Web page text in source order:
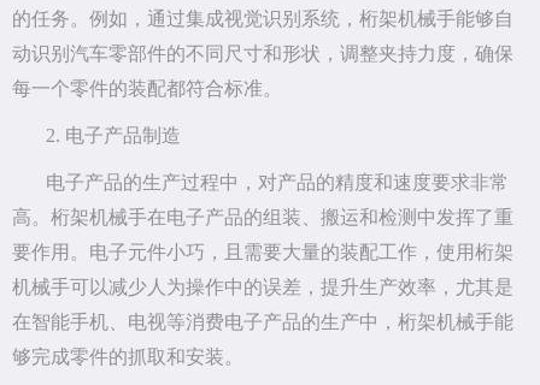
的任务。例如，通过集成视觉识别系统，桁架机械手能够自
动识别汽车零部件的不同尺寸和形状，调整夹持力度，确保
每一个零件的装配都符合标准。
2. 电子产品制造
电子产品的生产过程中，对产品的精度和速度要求非常
高。桁架机械手在电子产品的组装、搬运和检测中发挥了重
要作用。电子元件小巧，且需要大量的装配工作，使用桁架
机械手可以减少人为操作中的误差，提升生产效率，尤其是
在智能手机、电视等消费电子产品的生产中，桁架机械手能
够完成零件的抓取和安装。